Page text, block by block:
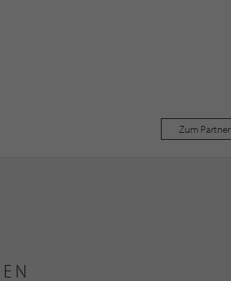
Zum Partner